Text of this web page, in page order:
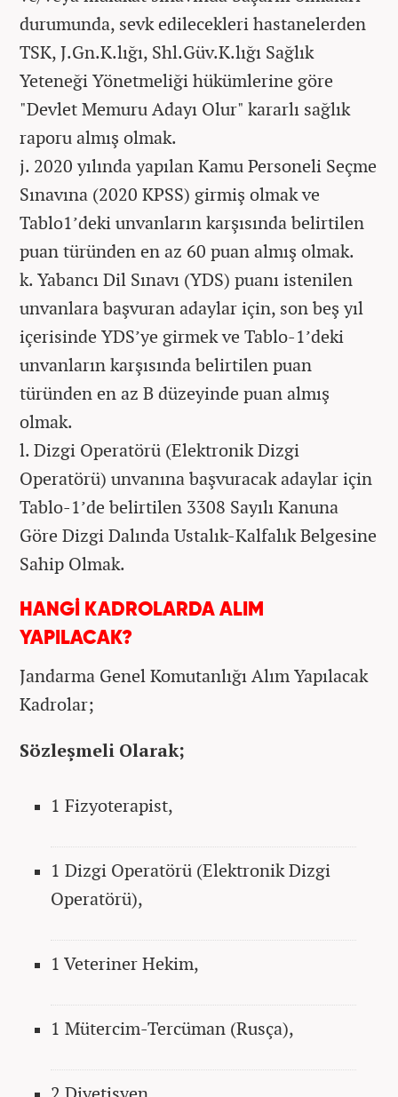
durumunda, sevk edilecekleri hastanelerden
TSK, J.Gn.K.lığı, Shl.Güv.K.lığı Sağlık
Yeteneği Yönetmeliği hükümlerine göre
"Devlet Memuru Adayı Olur" kararlı sağlık
raporu almış olmak.
j. 2020 yılında yapılan Kamu Personeli Seçme
Sınavına (2020 KPSS) girmiş olmak ve
Tablo1’deki unvanların karşısında belirtilen
puan türünden en az 60 puan almış olmak.
k. Yabancı Dil Sınavı (YDS) puanı istenilen
unvanlara başvuran adaylar için, son beş yıl
içerisinde YDS’ye girmek ve Tablo-1’deki
unvanların karşısında belirtilen puan
türünden en az B düzeyinde puan almış
olmak.
l. Dizgi Operatörü (Elektronik Dizgi
Operatörü) unvanına başvuracak adaylar için
Tablo-1’de belirtilen 3308 Sayılı Kanuna
Göre Dizgi Dalında Ustalık-Kalfalık Belgesine
Sahip Olmak.
HANGİ KADROLARDA ALIM
YAPILACAK?
Jandarma Genel Komutanlığı Alım Yapılacak
Kadrolar;
Sözleşmeli Olarak;
1 Fizyoterapist,
1 Dizgi Operatörü (Elektronik Dizgi
Operatörü),
1 Veteriner Hekim,
1 Mütercim-Tercüman (Rusça),